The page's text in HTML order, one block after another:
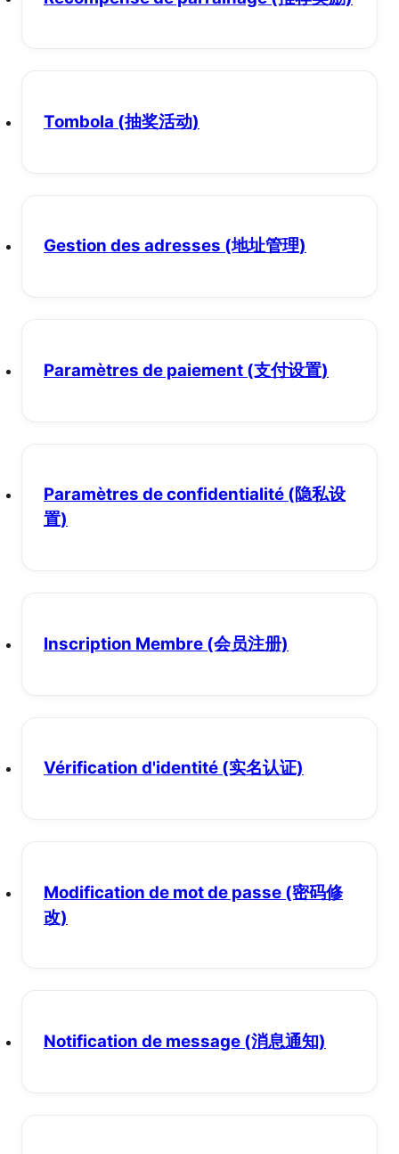
Tombola (抽奖活动)
Gestion des adresses (地址管理)
Paramètres de paiement (支付设置)
Paramètres de confidentialité (隐私设
置)
Inscription Membre (会员注册)
Vérification d'identité (实名认证)
Modification de mot de passe (密码修
改)
Notification de message (消息通知)